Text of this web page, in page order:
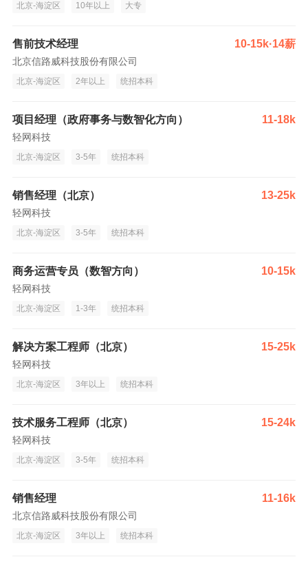
北京-海淀区 10年以上 大专
售前技术经理 10-15k·14薪
北京信路威科技股份有限公司
北京-海淀区 2年以上 统招本科
项目经理（政府事务与数智化方向） 11-18k
轻网科技
北京-海淀区 3-5年 统招本科
销售经理（北京） 13-25k
轻网科技
北京-海淀区 3-5年 统招本科
商务运营专员（数智方向） 10-15k
轻网科技
北京-海淀区 1-3年 统招本科
解决方案工程师（北京） 15-25k
轻网科技
北京-海淀区 3年以上 统招本科
技术服务工程师（北京） 15-24k
轻网科技
北京-海淀区 3-5年 统招本科
销售经理 11-16k
北京信路威科技股份有限公司
北京-海淀区 3年以上 统招本科